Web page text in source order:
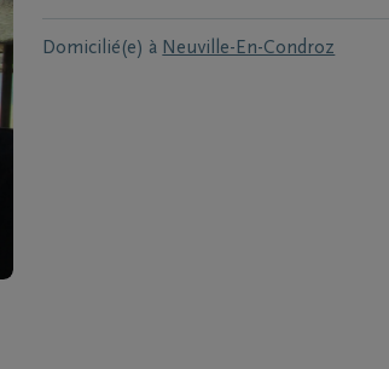
Domicilié(e) à Neuville-En-Condroz